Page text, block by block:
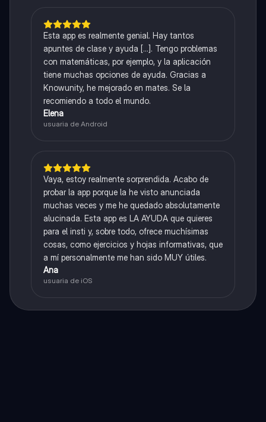
Esta app es realmente genial. Hay tantos
apuntes de clase y ayuda [...]. Tengo problemas
con matemáticas, por ejemplo, y la aplicación
tiene muchas opciones de ayuda. Gracias a
Knowunity, he mejorado en mates. Se la
recomiendo a todo el mundo.
Elena
usuaria de Android
Vaya, estoy realmente sorprendida. Acabo de
probar la app porque la he visto anunciada
muchas veces y me he quedado absolutamente
alucinada. Esta app es LA AYUDA que quieres
para el insti y, sobre todo, ofrece muchísimas
cosas, como ejercicios y hojas informativas, que
a mí personalmente me han sido MUY útiles.
Ana
usuaria de iOS